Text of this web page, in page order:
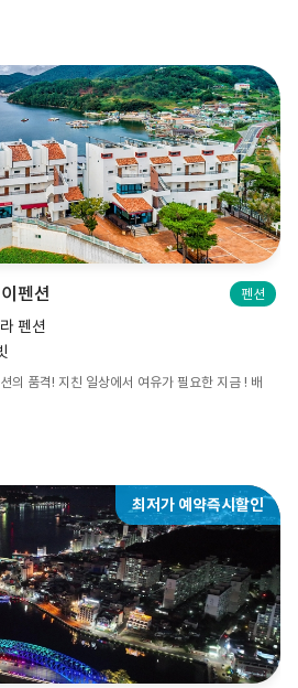
펜션 펜션
펜션
의 품격! 지친 일상에서 여유가 필요한 지금 ! 배
최저가 예약즉시할인